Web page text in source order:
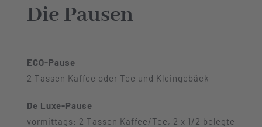
Die Pausen
ECO-Pause
2 Tassen Kaffee oder Tee und Kleingebäck
De Luxe-Pause
vormittags: 2 Tassen Kaffee/Tee, 2 x 1/2 belegte